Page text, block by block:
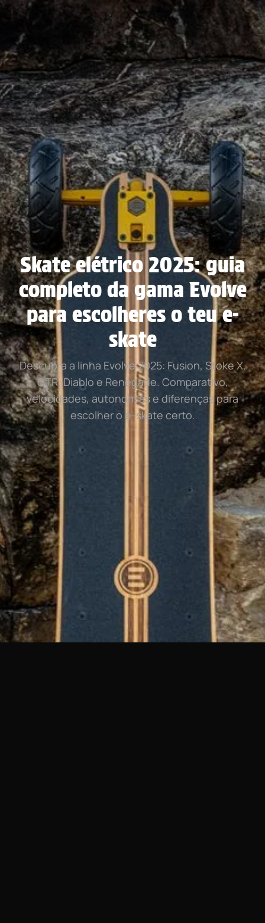
Skate elétrico 2025: guia
completo da gama Evolve
para escolheres o teu e-
skate
Descubra a linha Evolve 2025: Fusion, Stoke X,
GTR, Diablo e Renegade. Comparativo,
velocidades, autonomias e diferenças para
escolher o e-skate certo.